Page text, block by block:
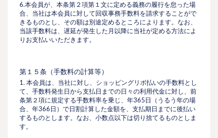
6.本会員が、本条第２項第１文に定める義務の履行を怠った場
合、当社は本会員に対して回収事務手数料を請求することがで
きるものとし、その額は別途定めるところによります。なお、
当該手数料は、遅延が発生した月以降に当社が定める方法によ
りお支払いいただきます。
第１５条（⼿数料の計算等）
1. 本会員は、当社に対し、ショッピングリボ払いの⼿数料とし
て、⼿数料発⽣⽇から⽀払⽇までの⽇々の利⽤代⾦に対し、前
条第２項に規定する⼿数料率を乗じ、年365⽇（うるう年の場
合、年366⽇）で⽇割計算した⾦額を、⽀払期⽇までに後払い
するものとします。なお、⼩数点以下は切り捨てるものとしま
す。